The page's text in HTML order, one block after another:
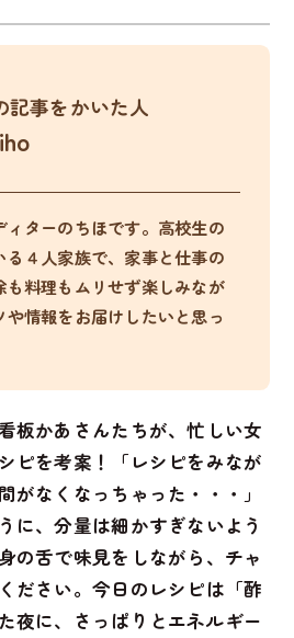
記事をかいた人
ィターのちほです。高校生の
４人家族で、家事と仕事の
も料理もムリせず楽しみなが
や情報をお届けしたいと思っ
板かあさんたちが、忙しい女
ピを考案！「レシピをみなが
がなくなっちゃった・・・」
に、分量は細かすぎないよう
の舌で味見をしながら、チャ
ださい。今日のレシピは「酢
夜に、さっぱりとエネルギー